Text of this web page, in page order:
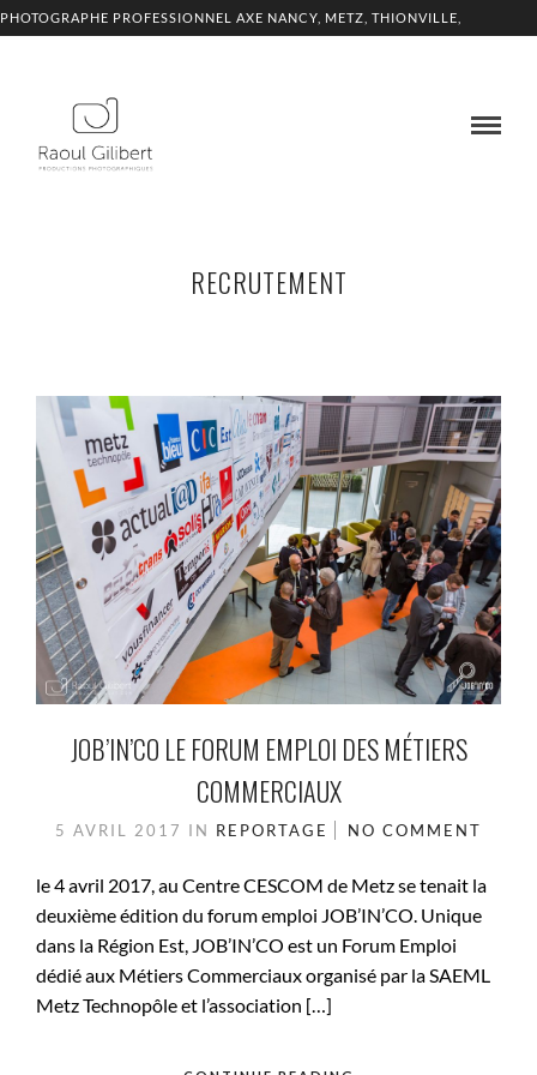
PHOTOGRAPHE PROFESSIONNEL AXE NANCY, METZ, THIONVILLE,
RECRUTEMENT
JOB’IN’CO LE FORUM EMPLOI DES MÉTIERS
COMMERCIAUX
5 AVRIL 2017 IN REPORTAGE NO COMMENT
le 4 avril 2017, au Centre CESCOM de Metz se tenait la
deuxième édition du forum emploi JOB’IN’CO. Unique
dans la Région Est, JOB’IN’CO est un Forum Emploi
dédié aux Métiers Commerciaux organisé par la SAEML
Metz Technopôle et l’association […]